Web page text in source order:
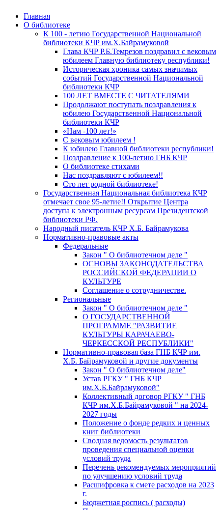
Главная
О библиотеке
К 100 - летию Государственной Национальной
библиотеки КЧР им.Х.Байрамуковой
Глава КЧР Р.Б.Темрезов поздравил с вековым
юбилеем Главную библиотеку республики!
Историческая хроника самых значимых
событий Государственной Национальной
библиотеки КЧР
100 ЛЕТ ВМЕСТЕ С ЧИТАТЕЛЯМИ
Продолжают поступать поздравления к
юбилею Государственной Национальной
библиотеки КЧР
«Нам -100 лет!»
С вековым юбилеем !
К юбилею Главной библиотеки республики!
Поздравление к 100-летию ГНБ КЧР
О библиотеке стихами
Нас поздравляют с юбилеем!!
Сто лет родной библиотеке!
Государственная Национальная библиотека КЧР
отмечает свое 95-летие!! Открытие Центра
доступа к электронным ресурсам Президентской
библиотеки РФ.
Народный писатель КЧР Х.Б. Байрамукова
Нормативно-правовые акты
Федеральные
Закон " О библиотечном деле "
ОСНОВЫ ЗАКОНОДАТЕЛЬСТВА
РОССИЙСКОЙ ФЕДЕРАЦИИ О
КУЛЬТУРЕ
Соглашение о сотрудничестве.
Региональные
Закон " О библиотечном деле "
О ГОСУДАРСТВЕННОЙ
ПРОГРАММЕ "РАЗВИТИЕ
КУЛЬТУРЫ КАРАЧАЕВО-
ЧЕРКЕССКОЙ РЕСПУБЛИКИ"
Нормативно-правовая база ГНБ КЧР им.
Х.Б. Байрамуковой и другие документы
Закон " О библиотечном деле"
Устав РГКУ " ГНБ КЧР
им.Х.Б.Байрамуковой"
Коллективный договор РГКУ " ГНБ
КЧР им.Х.Б.Байрамуковой " на 2024-
2027 годы
Положение о фонде редких и ценных
книг библиотеки
Сводная ведомость результатов
проведения специальной оценки
условий труда
Перечень рекомендуемых мероприятий
по улучшению условий труда
Расшифровка к смете расходов на 2023
г.
Бюджетная роспись ( расходы)